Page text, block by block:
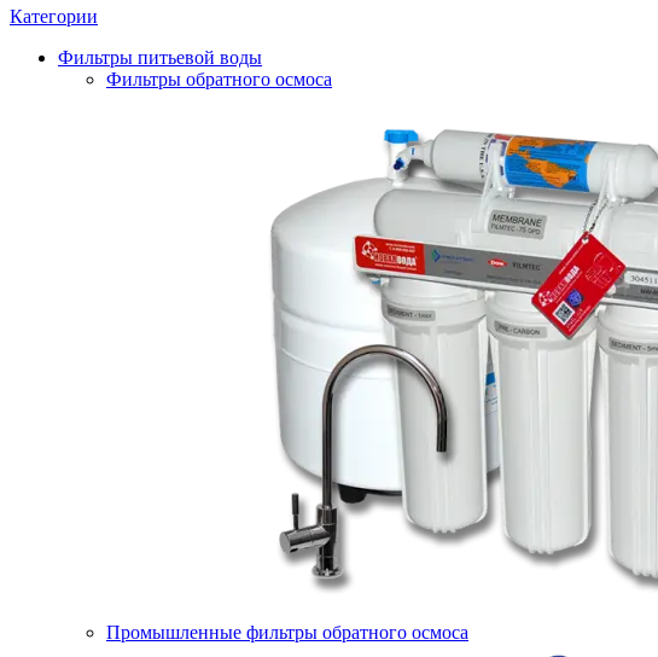
Категории
Фильтры питьевой воды
Фильтры обратного осмоса
Промышленные фильтры обратного осмоса